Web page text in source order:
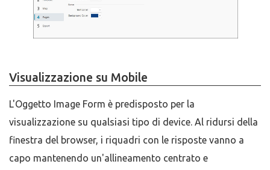
Visualizzazione su Mobile
L'Oggetto Image Form è predisposto per la
visualizzazione su qualsiasi tipo di device. Al ridursi della
finestra del browser, i riquadri con le risposte vanno a
capo mantenendo un'allineamento centrato e